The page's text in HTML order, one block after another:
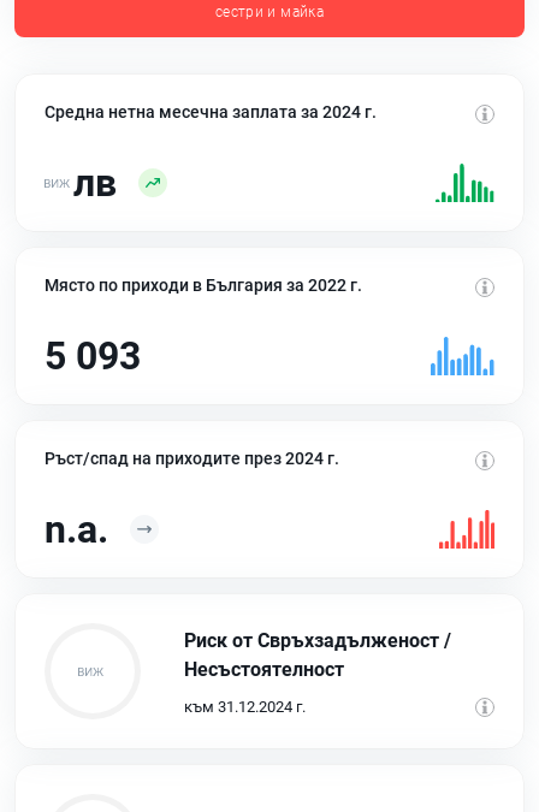
сестри и майка
Средна нетна месечна заплата за 2024 г.
лв
Място по приходи в България за 2022 г.
5 093
Ръст/спад на приходите през 2024 г.
n.a.
Риск от Свръхзадълженост /
Несъстоятелност
към 31.12.2024 г.